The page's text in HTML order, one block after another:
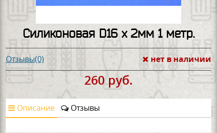
Силиконовая D16 x 2мм 1 метр.
Отзывы(0) нет в наличии
260 руб.
Описание Отзывы